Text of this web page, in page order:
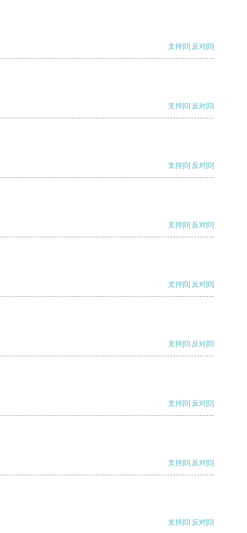
支持[0] 反对[0]
支持[0] 反对[0]
支持[0] 反对[0]
支持[0] 反对[0]
支持[0] 反对[0]
支持[0] 反对[0]
支持[0] 反对[0]
支持[0] 反对[0]
支持[0] 反对[0]